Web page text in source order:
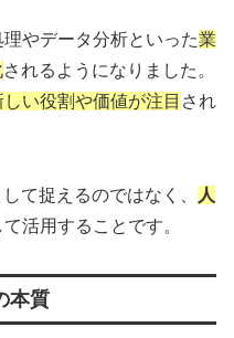
やデータ分析といった業
されるようになりました。
い役割や価値が注目 され
て捉えるのではなく、
人
活用することです。
本質